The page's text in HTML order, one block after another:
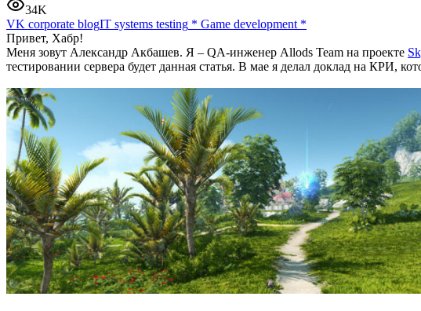
34K
VK corporate blogIT systems testing * Game development *
Привет, Хабр!
Меня зовут Александр Акбашев. Я – QA-инженер Allods Team на проекте
тестировании сервера будет данная статья. В мае я делал доклад на КРИ,